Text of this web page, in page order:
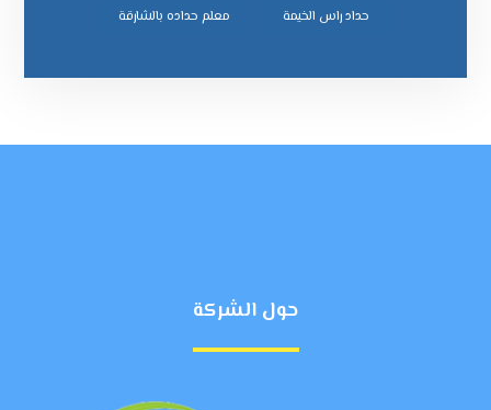
ﺣﺪاد راس اﻟﺨﻴﻤﺔ ﻣﻌﻠﻢ ﺣﺪاده ﺑﺎﻟﺸﺎرﻗﺔ
حول الشركة